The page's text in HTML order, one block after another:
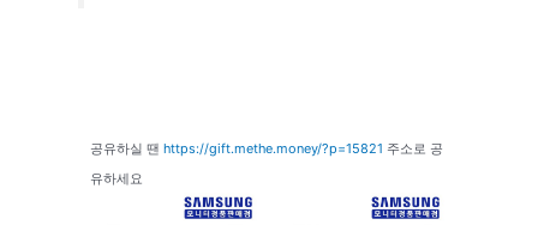
공유하실 땐 https://gift.methe.money/?p=15821 주소로 공
유하세요